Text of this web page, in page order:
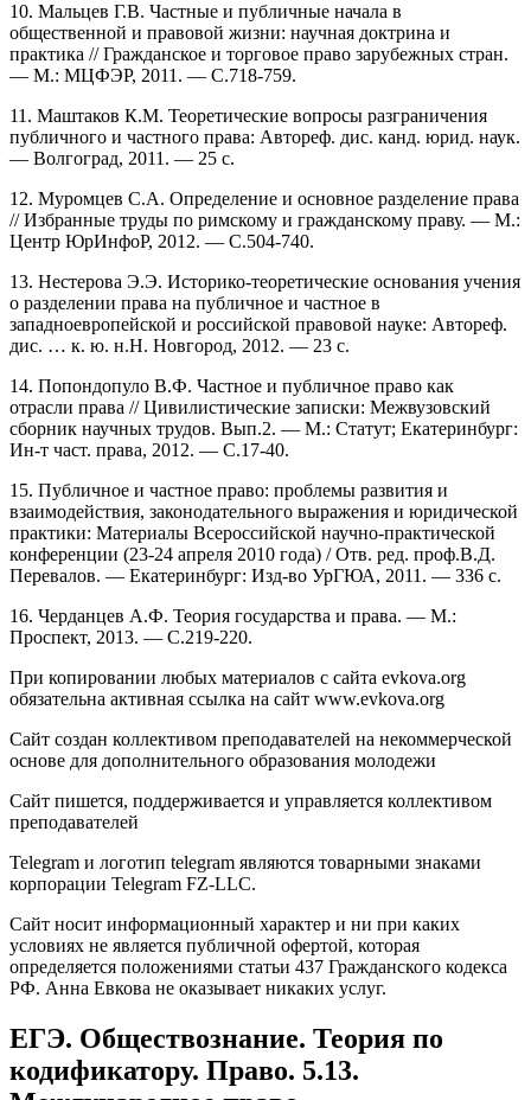
10. Мальцев Г.В. Частные и публичные начала в
общественной и правовой жизни: научная доктрина и
практика // Гражданское и торговое право зарубежных стран.
— М.: МЦФЭР, 2011. — С.718-759.
11. Маштаков К.М. Теоретические вопросы разграничения
публичного и частного права: Автореф. дис. канд. юрид. наук.
— Волгоград, 2011. — 25 с.
12. Муромцев С.А. Определение и основное разделение права
// Избранные труды по римскому и гражданскому праву. — М.:
Центр ЮрИнфоР, 2012. — С.504-740.
13. Нестерова Э.Э. Историко-теоретические основания учения
о разделении права на публичное и частное в
западноевропейской и российской правовой науке: Автореф.
дис. … к. ю. н.Н. Новгород, 2012. — 23 с.
14. Попондопуло В.Ф. Частное и публичное право как
отрасли права // Цивилистические записки: Межвузовский
сборник научных трудов. Вып.2. — М.: Статут; Екатеринбург:
Ин-т част. права, 2012. — С.17-40.
15. Публичное и частное право: проблемы развития и
взаимодействия, законодательного выражения и юридической
практики: Материалы Всероссийской научно-практической
конференции (23-24 апреля 2010 года) / Отв. ред. проф.В.Д.
Перевалов. — Екатеринбург: Изд-во УрГЮА, 2011. — 336 с.
16. Черданцев А.Ф. Теория государства и права. — М.:
Проспект, 2013. — С.219-220.
При копировании любых материалов с сайта evkova.org
обязательна активная ссылка на сайт www.evkova.org
Сайт создан коллективом преподавателей на некоммерческой
основе для дополнительного образования молодежи
Сайт пишется, поддерживается и управляется коллективом
преподавателей
Telegram и логотип telegram являются товарными знаками
корпорации Telegram FZ-LLC.
Cайт носит информационный характер и ни при каких
условиях не является публичной офертой, которая
определяется положениями статьи 437 Гражданского кодекса
РФ. Анна Евкова не оказывает никаких услуг.
ЕГЭ. Обществознание. Теория по
кодификатору. Право. 5.13.